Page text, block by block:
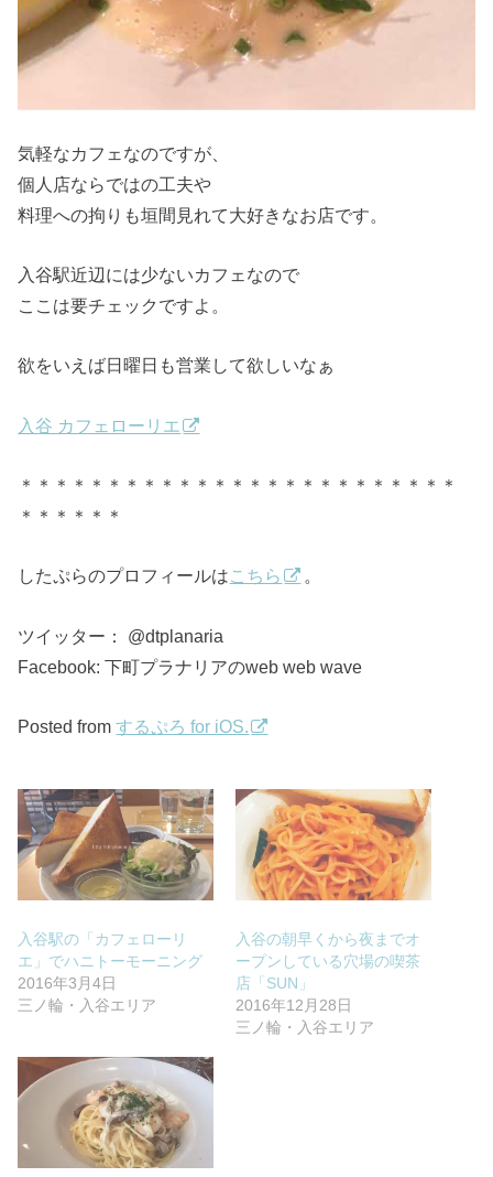
気軽なカフェなのですが、
個人店ならではの工夫や
料理への拘りも垣間見れて大好きなお店です。
入谷駅近辺には少ないカフェなので
ここは要チェックですよ。
欲をいえば日曜日も営業して欲しいなぁ
入谷 カフェローリエ
＊＊＊＊＊＊＊＊＊＊＊＊＊＊＊＊＊＊＊＊＊＊＊＊＊
＊＊＊＊＊＊
したぷらのプロフィールはこちら 。
ツイッター： @dtplanaria
Facebook: 下町プラナリアのweb web wave
Posted fromするぷろ for iOS.
入谷駅の「カフェローリ
エ」でハニトーモーニング
2016年3月4日
三ノ輪・入谷エリア
入谷の朝早くから夜までオ
ープンしている穴場の喫茶
店「SUN」
2016年12月28日
三ノ輪・入谷エリア